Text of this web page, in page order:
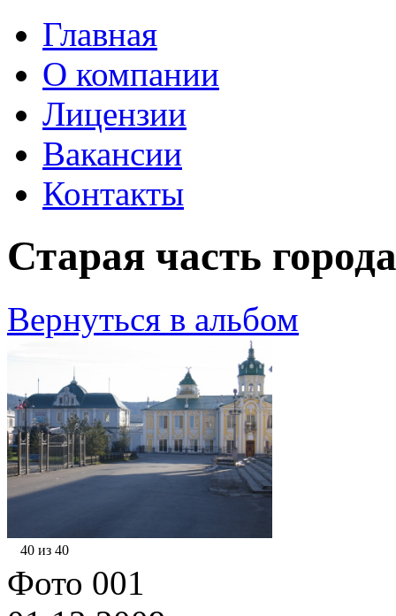
Главная
О компании
Лицензии
Вакансии
Контакты
Старая часть
Вернуться в альбом
40 из 40
Фото 001